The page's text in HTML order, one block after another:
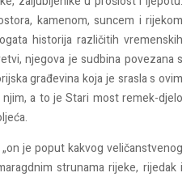
kamenom, suncem i rijekom
historija različitih vremenskih
njegova je sudbina povezana s
građevina koja je srasla s ovim
a to je Stari most remek-djelo
je poput kakvog veličanstvenog
strunama rijeke, rijedak i